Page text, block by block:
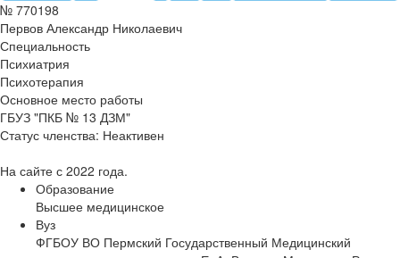
№ 770198
Первов Александр Николаевич
Специальность
Психиатрия
Психотерапия
Основное место работы
ГБУЗ "ПКБ № 13 ДЗМ"
Статус членства: Неактивен
На сайте с 2022 года.
Образование
Высшее медицинское
Вуз
ФГБОУ ВО Пермский Государственный Медицинский